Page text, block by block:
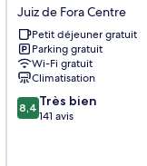
Inn
Juiz
de
Fora
Centre
Juiz de Fora Centre
Petit déjeuner gratuit
Parking gratuit
Wi-Fi gratuit
Climatisation
8.4
sur
8,4 Très bien
141 avis